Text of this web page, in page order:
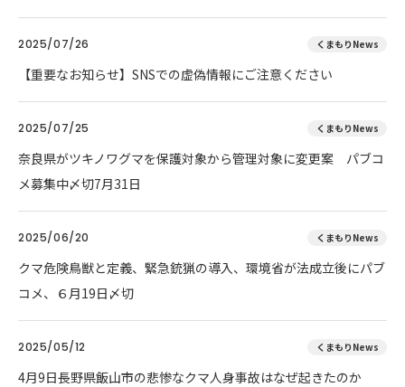
2025/07/26 くまもりNews
【重要なお知らせ】SNSでの虚偽情報にご注意ください
2025/07/25 くまもりNews
奈良県がツキノワグマを保護対象から管理対象に変更案 パブコ
メ募集中〆切7月31日
2025/06/20 くまもりNews
クマ危険鳥獣と定義、緊急銃猟の導入、環境省が法成立後にパブ
コメ、６月19日〆切
2025/05/12 くまもりNews
4月9日長野県飯山市の悲惨なクマ人身事故はなぜ起きたのか